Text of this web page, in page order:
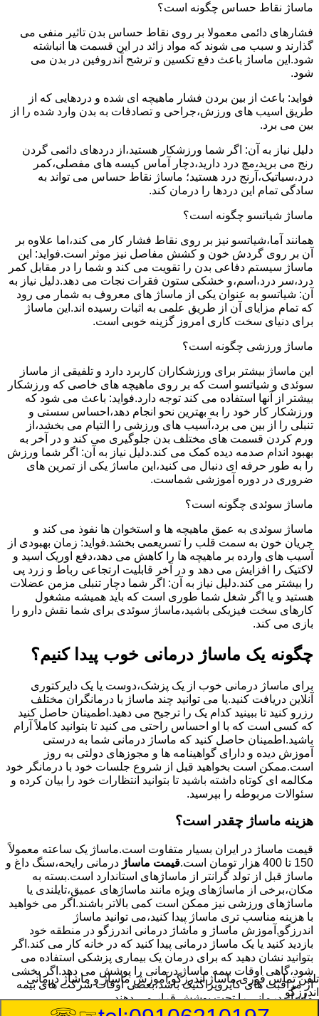
ماساژ نقاط حساس چگونه است؟
فشارهای دائمی معمولا بر روی نقاط حساس بدن تاثیر منفی می
گذارند و سبب می شوند که مواد زائد در این قسمت ها انباشته
شود.این ماساژ باعث دفع تکسین و ترشح آندروفین در بدن می
شود.
فواید: باعث از بین بردن فشار ماهیچه ای شده و دردهایی که از
طریق اسیب های ورزش،جراحی و تصادفات به بدن وارد شده را از
بین می برد.
دلیل نیاز به آن: اگر شما ورزشکار هستید،از دردهای دائمی گردن
رنج می برید،مچ درد دارید،دچار آماس کیسه های مفصلی،کمر
درد،سیاتیک،آرنج درد هستید؛ ماساژ نقاط حساس می تواند به
سادگی تمام این دردها را درمان کند.
ماساژ شیاتسو چگونه است؟
همانند آما،شیاتسو نیز بر روی نقاط فشار کار می کند،اما علاوه بر
آن بر روی گردش خون و کشش مفاصل نیز موثر است.فواید: این
ماساژ سیستم دفاعی بدن را تقویت می کند و شما را در مقابل کمر
درد،سر درد،اسم،و خشکی ستون فقرات نجات می دهد.دلیل نیاز به
آن: شیاتسو به عنوان یکی از ماساژ های معروف به شمار می رود
که تمام مزایای آن از طریق علمی به اثبات رسیده اند.این ماساژ
برای دنیای سخت کاری امروز گزینه خوبی است.
ماساژ ورزشی چگونه است؟
این ماساژ بیشتر برای ورزشکاران کاربرد دارد و تلفیقی از ماساز
سوئدی و شیاتسو است که بر روی ماهیچه های خاصی که ورزشکار
بیشتر از آنها استفاده می کند توجه دارد.فواید: باعث می شود که
ورزشکار کار خود را به بهترین نحو انجام دهد،احساس سستی و
تنبلی را از بین می برد،آسیب های ورزشی را التیام می بخشد،از
ورم کردن قسمت های مختلف بدن جلوگیری می کند و در آخر به
بهبود اندام صدمه دیده کمک می کند.دلیل نیاز به آن: اگر شما ورزش
را به طور حرفه ای دنبال می کنید،این ماساژ یکی از تمرین های
ضروری در دوره آموزشی شماست.
ماساژ سوئدی چگونه است؟
ماساژ سوئدی به عمق ماهیچه ها و استخوان ها نفوذ می کند و
جریان خون به سمت قلب را تسریعمی بخشد.فواید: زمان بهبودی از
آسیب های وارده بر ماهیچه ها را کاهش می دهد،دفع اوریک اسید و
لاکتیک را افزایش می دهد و در آخر قابلیت ارتجاعی رباط و زرد پی
را بیشتر می کند.دلیل نیاز به آن: اگر شما دچار تنبلی مزمن عضلات
هستید و یا اگر شغل شما طوری است که باید همیشه مشغول
کارهای سخت فیزیکی باشید،ماساژ سوئدی برای شما نقش دارو را
بازی می کند.
چگونه یک ماساژ درمانی خوب پیدا کنیم؟
برای ماساژ درمانی خوب از یک پزشک،دوست یا یک دایرکتوری
آنلاین دریافت کنید.یا می توانید چند ماساژ با درمانگران مختلف
رزرو کنید تا ببینید کدام یک را ترجیح می دهید.اطمینان حاصل کنید
که کسی است که با او احساس راحتی می کنید تا بتوانید کاملاً آرام
باشید.اطمینان حاصل کنید که ماساژ درمانی شما به درستی
آموزش دیده و دارای گواهینامه ها و مجوزهای دولتی به روز
است.ممکن است بخواهید قبل از شروع جلسات خود با درمانگر خود
مکالمه ای کوتاه داشته باشید تا بتوانید انتظارات خود را بیان کرده و
سئوالات مربوطه را بپرسید.
هزینه ماساژ چقدر است؟
قیمت ماساژ در ایران بسیار متفاوت است.ماساژ یک ساعته معمولاً
150 تا 400 هزار تومان است.
قیمت ماساژ درمانی رایحه،سنگ داغ و
ماساژ قبل از تولد گرانتر از ماساژهای استاندارد است.بسته به
مکان،برخی از ماساژهای ویژه مانند ماساژهای عمیق،تایلندی یا
ماساژهای ورزشی نیز ممکن است کمی بالاتر باشند.اگر می خواهید
با هزینه مناسب تری ماساژ پیدا کنید،می توانید ماساژ
اندرزگو,آموزش ماساژ و ماشاژ درمانی اندرزگو در منطقه خود
بازدید کنید یا یک ماساژ درمانی پیدا کنید که در خانه کار می کند.اگر
بتوانید نشان دهید که برای درمان یک بیماری پزشکی استفاده می
شود،گاهی اوقات بیمه ماساژ درمانی را پوشش می دهد.اگر بخشی
از مراقبت های کایروپراکتیک باشد،بعضی اوقات شرکت های بیمه
ماساژ درمانی را تحت پوشش قرار می دهند.
تلفن تماس فوریماساژ اندرزگو,آموزش ماساژ و ماشاژ درمانی
اندرزگو